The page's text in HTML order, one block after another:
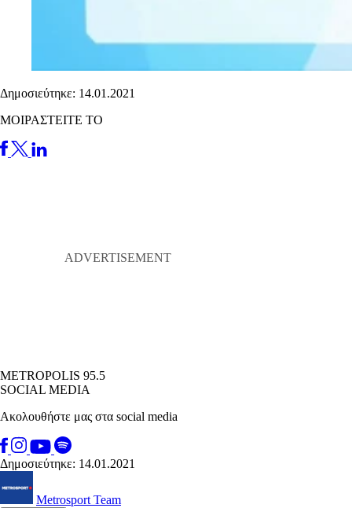
Δημοσιεύτηκε: 14.01.2021
ΜΟΙΡΑΣΤΕΙΤΕ ΤΟ
METROPOLIS 95.5
SOCIAL MEDIA
Ακολουθήστε μας στα social media
Δημοσιεύτηκε: 14.01.2021
Metrosport Team